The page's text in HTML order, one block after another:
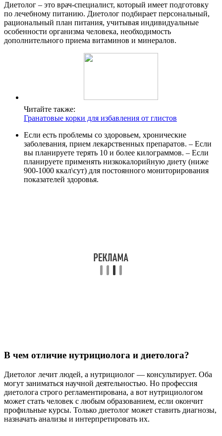
Диетолог – это врач-специалист, который имеет подготовку
по лечебному питанию. Диетолог подбирает персональный,
рациональный план питания, учитывая индивидуальные
особенности организма человека, необходимость
дополнительного приема витаминов и минералов.
Читайте также:
Гранатовые корки для избавления от глистов
Если есть проблемы со здоровьем, хронические
заболевания, прием лекарственных препаратов. – Если
вы планируете терять 10 и более килограммов. – Если
планируете применять низкокалорийную диету (ниже
900-1000 ккал\сут) для постоянного мониторирования
показателей здоровья.
В чем отличие нутрициолога и диетолога?
Диетолог лечит людей, а нутрициолог — консультирует. Оба
могут заниматься научной деятельностью. Но профессия
диетолога строго регламентирована, а вот нутрициологом
может стать человек с любым образованием, если окончит
профильные курсы. Только диетолог может ставить диагнозы,
назначать анализы и интерпретировать их.